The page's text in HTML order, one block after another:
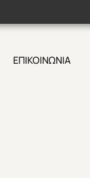
ΕΠΙΚΟΙΝΩΝΙΑ